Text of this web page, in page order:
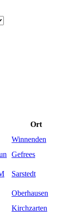
Ort
Winnenden
Gefrees
Sarstedt
Oberhausen
Kirchzarten